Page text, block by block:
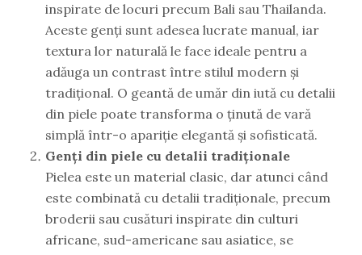
inspirate de locuri precum Bali sau Thailanda.
Aceste genți sunt adesea lucrate manual, iar
textura lor naturală le face ideale pentru a
adăuga un contrast între stilul modern și
tradițional. O geantă de umăr din iută cu detalii
din piele poate transforma o ținută de vară
simplă într-o apariție elegantă și sofisticată.
Genți din piele cu detalii tradiționale
Pielea este un material clasic, dar atunci când
este combinată cu detalii tradiționale, precum
broderii sau cusături inspirate din culturi
africane, sud-americane sau asiatice, se